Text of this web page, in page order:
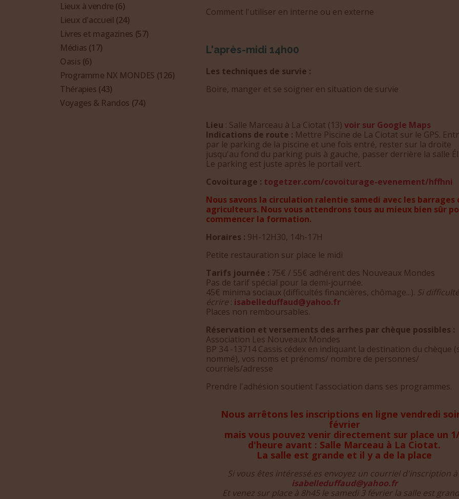
Comment l'utiliser en interne ou en externe
L'après-midi 14h00
Les techniques de survie :
Boire, manger et se soigner en situation de survie
Lieu : Salle Marceau à La Ciotat (13) voir sur Google Maps
Indications de route : Mettre Piscine de La Ciotat sur le GPS.
par le parking de la piscine et une fois entré, rester sur la droite
jusqu'au fond du parking puis à gauche, passer derrière la salle
Le parking est juste après le portail vert.
Covoiturage : togetzer.com/covoiturage-evenement/hffhni
Nous savons la circulation ralentie samedi avec les barrages
agriculteurs. Nous vous attendrons tous au mieux bien sûr
commencer la formation.
Horaires : 9H-12H30, 14h-17H
Petite restauration sur place le midi
Tarifs journée : 75€ / 55€ adhérent des Nouveaux Mondes
Pas de tarif spécial pour la demi-journée.
45€ minima sociaux (difficultés financières, chômage...). Si
écrire : isabelleduffaud@yahoo.fr
Places non remboursables.
Réservation et versements des arrhes par chèque possibles :
Association Les Nouveaux Mondes
BP 34 -13714 Cassis cédex en indiquant la destination du chèque
nommé), vos noms et prénoms/ nombre de personnes/
courriels/adresse
Prendre l'adhésion soutient l'association dans ses programmes.
Nous arrêtons les inscriptions en ligne vendredi
février
mais vous pouvez venir directement sur place un
d'heure avant : Salle Marceau à La Ciotat.
La salle est grande et il y a de la place
Si vous êtes intéressé.es envoyez un courriel d'inscription à
isabelleduffaud@yahoo.fr
Et venez sur place à 8h45 le samedi 3 février la salle est
Lieux à vendre (6)
Lieux d'accueil (24)
Livres et magazines (57)
Médias (17)
Oasis (6)
Programme NX MONDES (126)
Thérapies (43)
Voyages & Randos (74)